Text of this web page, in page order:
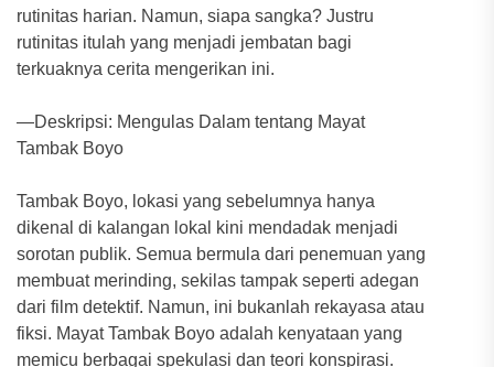
rutinitas harian. Namun, siapa sangka? Justru
rutinitas itulah yang menjadi jembatan bagi
terkuaknya cerita mengerikan ini.
—Deskripsi: Mengulas Dalam tentang Mayat
Tambak Boyo
Tambak Boyo, lokasi yang sebelumnya hanya
dikenal di kalangan lokal kini mendadak menjadi
sorotan publik. Semua bermula dari penemuan yang
membuat merinding, sekilas tampak seperti adegan
dari film detektif. Namun, ini bukanlah rekayasa atau
fiksi. Mayat Tambak Boyo adalah kenyataan yang
memicu berbagai spekulasi dan teori konspirasi.